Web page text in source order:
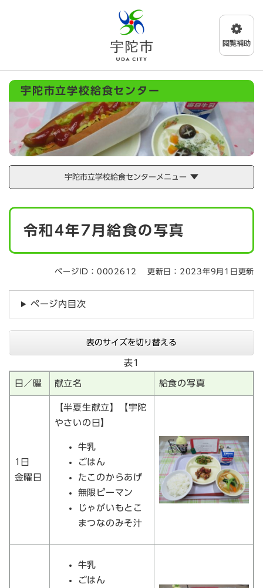
メニューを飛ばして本文へ
宇陀市立学校給食センター
宇陀市立学校給食センターメニュー
本
令和4年7月給食の写真
ページID：0002612 更新日：2023年9月1日更新
ページ内目次
表のサイズを切り替える
表1
日／曜 献立名 給食の写真
1日
金曜日
【半夏生献立】【宇陀
やさいの日】
牛乳
ごはん
たこのからあげ
無限ピーマン
じゃがいもとこ
まつなのみそ汁
牛乳
ごはん